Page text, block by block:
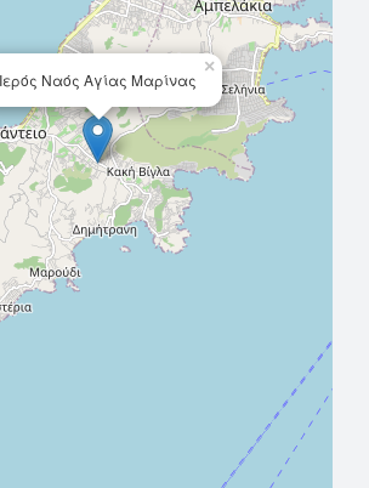
Ιερός Ναός Αγίας Μαρίνας
×